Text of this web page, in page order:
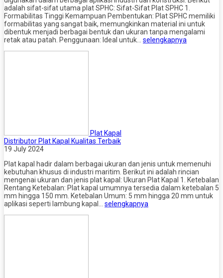
adalah sifat-sifat utama plat SPHC: Sifat-Sifat Plat SPHC 1.
Formabilitas Tinggi Kemampuan Pembentukan: Plat SPHC memiliki
formabilitas yang sangat baik, memungkinkan material ini untuk
dibentuk menjadi berbagai bentuk dan ukuran tanpa mengalami
retak atau patah. Penggunaan: Ideal untuk… selengkapnya
Plat Kapal
Distributor Plat Kapal Kualitas Terbaik
19 July 2024
Plat kapal hadir dalam berbagai ukuran dan jenis untuk memenuhi
kebutuhan khusus di industri maritim. Berikut ini adalah rincian
mengenai ukuran dan jenis plat kapal: Ukuran Plat Kapal 1. Ketebalan
Rentang Ketebalan: Plat kapal umumnya tersedia dalam ketebalan 5
mm hingga 150 mm. Ketebalan Umum: 5 mm hingga 20 mm untuk
aplikasi seperti lambung kapal… selengkapnya